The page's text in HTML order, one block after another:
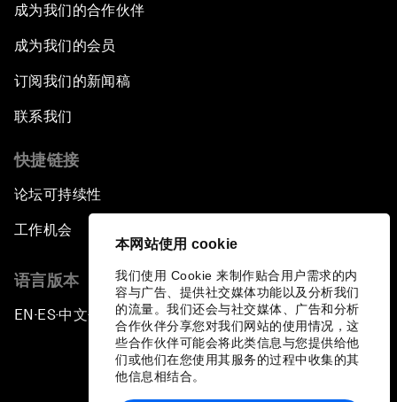
本网站使用 cookie
我们使用 Cookie 来制作贴合用户需求的内
容与广告、提供社交媒体功能以及分析我们
的流量。我们还会与社交媒体、广告和分析
合作伙伴分享您对我们网站的使用情况，这
些合作伙伴可能会将此类信息与您提供给他
们或他们在您使用其服务的过程中收集的其
他信息相结合。
成为我们的合作伙伴
成为我们的会员
订阅我们的新闻稿
联系我们
快捷链接
论坛可持续性
工作机会
语言版本
EN ▪ES▪中文▪ 日本語